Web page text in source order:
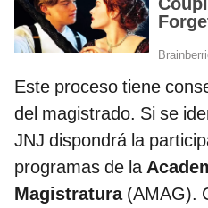
Este proceso tiene
del magistrado. Si se
JNJ dispondrá la
programas de la
Magistratura(AMAG).